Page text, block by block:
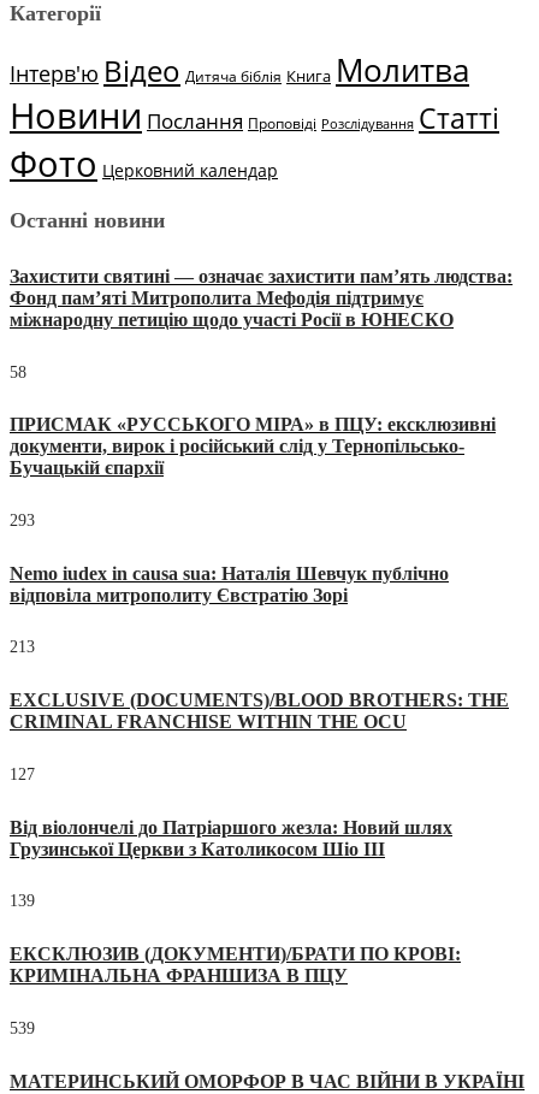
Категорії
Інтерв'ю Відео Дитяча біблія Книга Молитва
Новини Послання Проповіді Розслідування Статті
Фото Церковний календар
Останні новини
Захистити святині — означає захистити пам’ять людства:
Фонд пам’яті Митрополита Мефодія підтримує
міжнародну петицію щодо участі Росії в ЮНЕСКО
58
ПРИСМАК «РУССЬКОГО МІРА» в ПЦУ: ексклюзивні
документи, вирок і російський слід у Тернопільсько-
Бучацькій єпархії
293
Nemo iudex in causa sua: Наталія Шевчук публічно
відповіла митрополиту Євстратію Зорі
213
EXCLUSIVE (DOCUMENTS)/BLOOD BROTHERS: THE
CRIMINAL FRANCHISE WITHIN THE OCU
127
Від віолончелі до Патріаршого жезла: Новий шлях
Грузинської Церкви з Католикосом Шіо III
139
ЕКСКЛЮЗИВ (ДОКУМЕНТИ)/БРАТИ ПО КРОВІ:
КРИМІНАЛЬНА ФРАНШИЗА В ПЦУ
539
МАТЕРИНСЬКИЙ ОМОРФОР В ЧАС ВІЙНИ В УКРАЇНІ